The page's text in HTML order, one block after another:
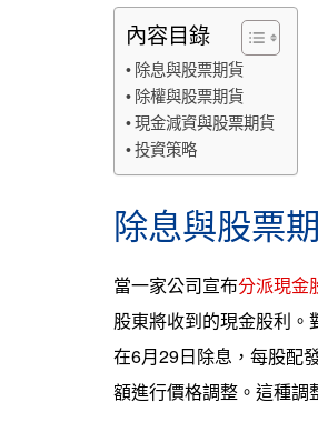
內容目錄
除息與股票期貨
除權與股票期貨
現金減資與股票期貨
投資策略
除息與股票
當一家公司宣布分派現金
股東將收到的現金股利
在6月29日除息，每股配
額進行價格調整。這種調